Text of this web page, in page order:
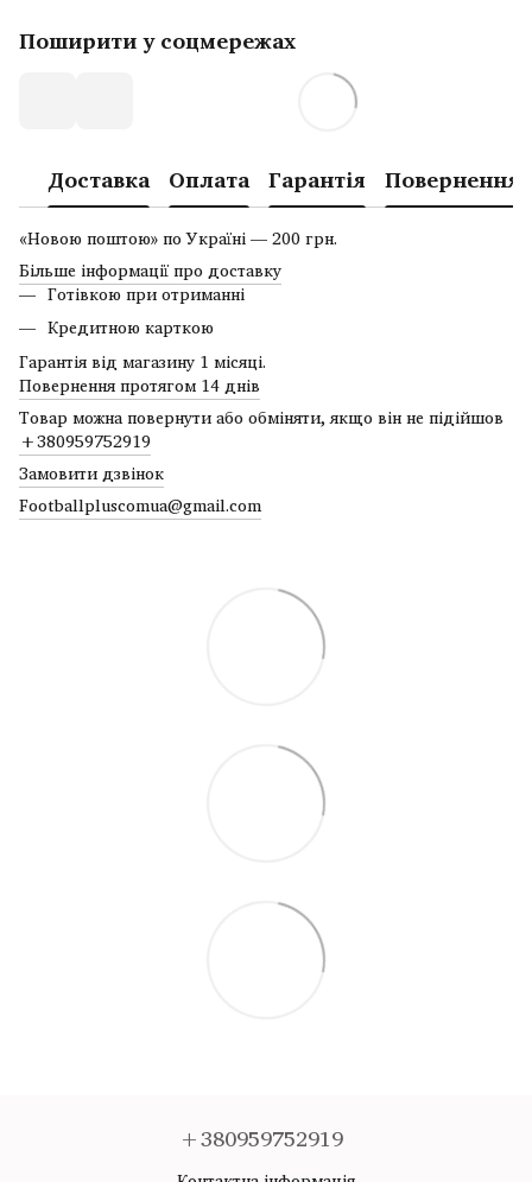
Поширити у соцмережах
Доставка Оплата Гарантія Повернення
«Новою поштою» по Україні — 200 грн.
Більше інформації про доставку
Готівкою при отриманні
Кредитною карткою
Гарантія від магазину 1 місяці.
Повернення протягом 14 днів
Товар можна повернути або обміняти, якщо він не підійшов
+380959752919
Замовити дзвінок
Footballpluscomua@gmail.com
+380959752919